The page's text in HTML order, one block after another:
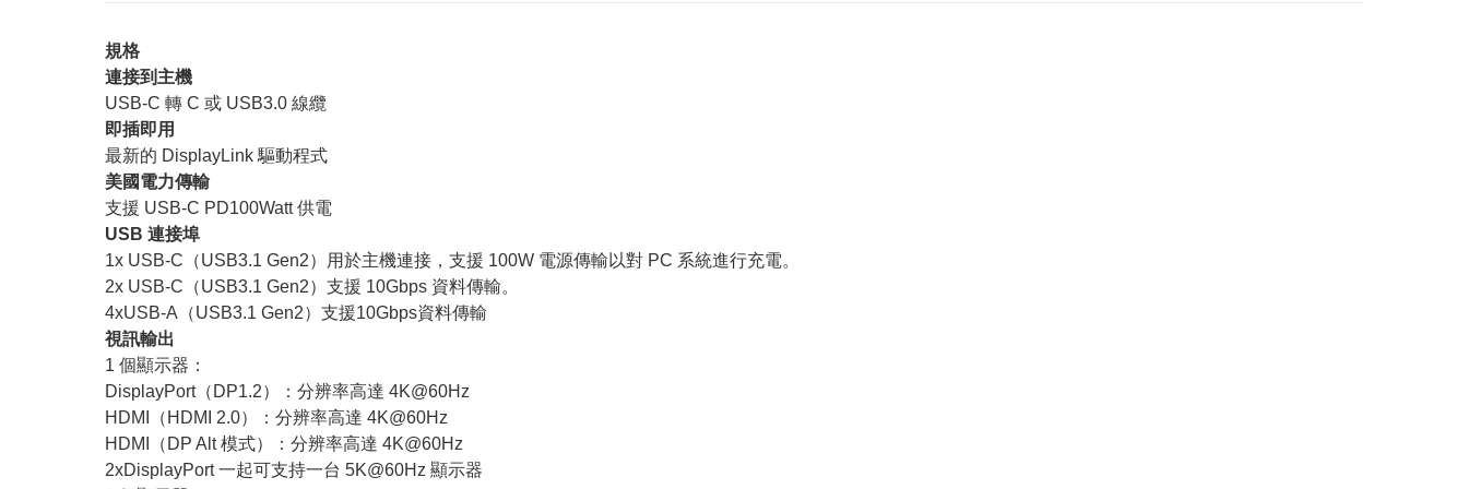
規格
連接到主機
USB-C 轉 C 或 USB3.0 線纜
即插即用
最新的 DisplayLink 驅動程式
美國電力傳輸
支援 USB-C PD100Watt 供電
USB 連接埠
1x USB-C（USB3.1 Gen2）用於主機連接，支援 100W 電源傳輸以對 PC 系統進行充電。
2x USB-C（USB3.1 Gen2）支援 10Gbps 資料傳輸。
4xUSB-A（USB3.1 Gen2）支援10Gbps資料傳輸
視訊輸出
1 個顯示器：
DisplayPort（DP1.2）：分辨率高達 4K@60Hz
HDMI（HDMI 2.0）：分辨率高達 4K@60Hz
HDMI（DP Alt 模式）：分辨率高達 4K@60Hz
2xDisplayPort 一起可支持一台 5K@60Hz 顯示器